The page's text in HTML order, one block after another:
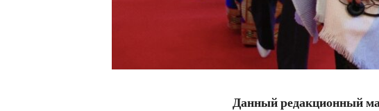
Данный редакционный